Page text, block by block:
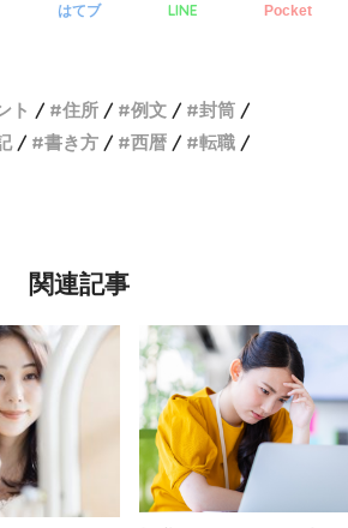
はてブ LINE Pocket
ト 住所 例文
封筒
書き方 西暦
転職
関連記事